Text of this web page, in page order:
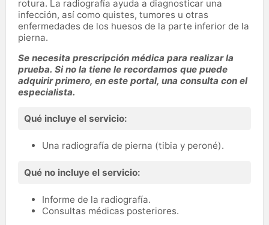
rotura. La radiografía ayuda a diagnosticar una
infección, así como quistes, tumores u otras
enfermedades de los huesos de la parte inferior de la
pierna.
Se necesita prescripción médica para realizar la
prueba. Si no la tiene le recordamos que puede
adquirir primero, en este portal, una consulta con el
especialista.
Qué incluye el servicio:
Una radiografía de pierna (tibia y peroné).
Qué no incluye el servicio:
Informe de la radiografía.
Consultas médicas posteriores.